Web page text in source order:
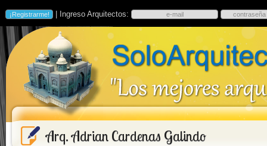
| Ingreso Arquitectos:
Arq. Adrian Cardenas Galindo